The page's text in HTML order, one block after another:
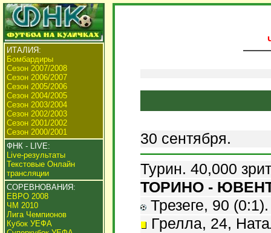
ИТАЛИЯ:
Бомбардиры
Сезон 2007/2008
Сезон 2006/2007
Сезон 2005/2006
Сезон 2004/2005
Сезон 2003/2004
Сезон 2002/2003
Сезон 2001/2002
Сезон 2000/2001
ФНК - LIVE:
Live-результаты
Текстовые Онлайн
трансляции
СОРЕВНОВАНИЯ:
ЕВРО 2008
ЧМ 2010
Лига Чемпионов
Кубок УЕФА
30 сентября.
Турин. 40,000
ТОРИНО -
Трезеге, 90 (0:1).
Грелла, 24,